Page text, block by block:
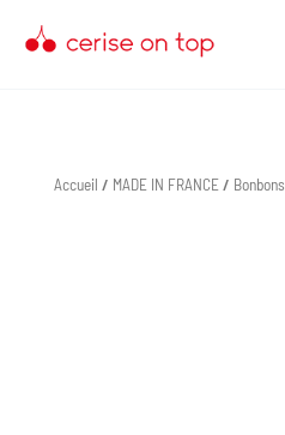
Accueil / MADE IN FRANCE/ Bonbons